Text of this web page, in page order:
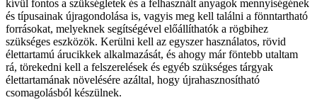
kívül fontos a szükségletek és a felhasznált anyagok mennyiségének
és típusainak újragondolása is, vagyis meg kell találni a fönntartható
forrásokat, melyeknek segítségével előállíthatók a rögbihez
szükséges eszközök. Kerülni kell az egyszer használatos, rövid
élettartamú árucikkek alkalmazását, és ahogy már föntebb utaltam
rá, törekedni kell a felszerelések és egyéb szükséges tárgyak
élettartamának növelésére azáltal, hogy újrahasznosítható
csomagolásból készülnek.